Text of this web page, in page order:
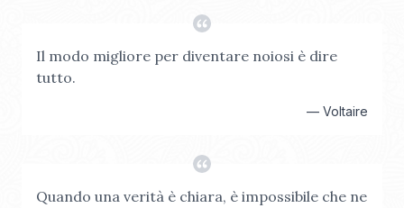
Il modo migliore per diventare noiosi è dire
tutto.
— Voltaire
Quando una verità è chiara, è impossibile che ne